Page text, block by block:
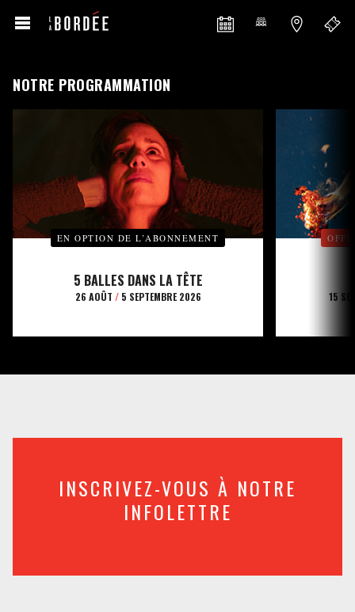
NOTRE PROGRAMMATION
EN OPTION DE L’ABONNEMENT
5 BALLES DANS LA TÊTE
26 AOÛT /5 SEPTEMBRE 2026 15
INSCRIVEZ-VOUS À NOTRE
INFOLETTRE